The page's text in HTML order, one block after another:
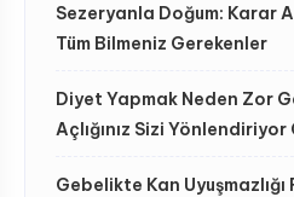
Sezeryanla Doğum: Karar
Tüm Bilmeniz Gerekenler
Diyet Yapmak Neden Zor
Açlığınız Sizi
Gebelikte Kan Uyuşmazlığı